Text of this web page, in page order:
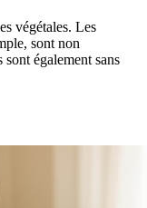
végétales. Les
sont non
également sans